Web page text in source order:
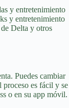
y entretenimiento
y entretenimiento
Delta y otros
Puedes cambiar
proceso es fácil y se
o en su app móvil.